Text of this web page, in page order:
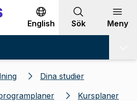
innehållet
English Sök Meny
Dina studier
Kursplaner